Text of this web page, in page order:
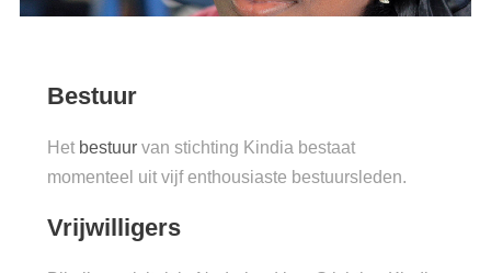
Bestuur
Het bestuur van stichting Kindia bestaat
momenteel uit vijf enthousiaste bestuursleden.
Vrijwilligers